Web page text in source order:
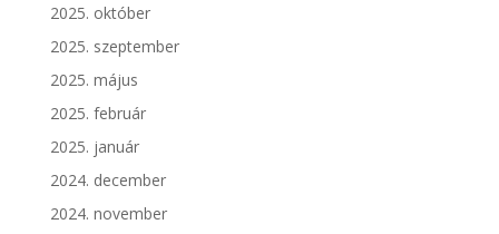
2025. október
2025. szeptember
2025. május
2025. február
2025. január
2024. december
2024. november